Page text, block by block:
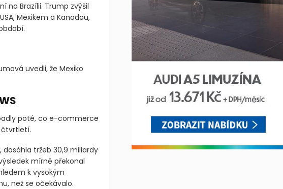
na Brazílii. Trump zvýšil
Mexikem a Kanadou,
uvedli, že Mexiko
poté, co e-commerce
čtvrtletí.
tržeb 30,9 miliardy
mírně překonal
k vysokým
než se očekávalo.